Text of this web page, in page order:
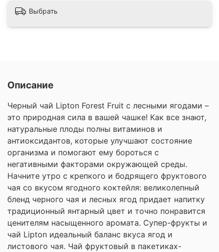
Выбрать
Описание
Черный чай Lipton Forest Fruit с лесными ягодами –
это природная сила в вашей чашке! Как все знают,
натуральные плоды полны витаминов и
антиоксидантов, которые улучшают состояние
организма и помогают ему бороться с
негативными факторами окружающей среды.
Начните утро с крепкого и бодрящего фруктового
чая со вкусом ягодного коктейля: великолепный
бленд черного чая и лесных ягод придает напитку
традиционный янтарный цвет и точно понравится
ценителям насыщенного аромата. Супер-фрукты и
чай Lipton идеальный баланс вкуса ягод и
листового чая. Чай фруктовый в пакетиках-